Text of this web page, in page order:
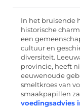
In het bruisende
historische
een
cultuur en
diversiteit.
provincie, heeft
eeuwenoude
smeltkroes van
smaakpapillen
voedingsadvies